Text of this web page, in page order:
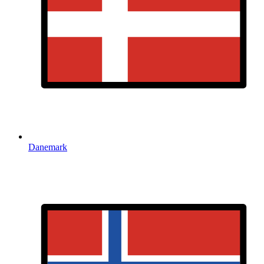
Danemark